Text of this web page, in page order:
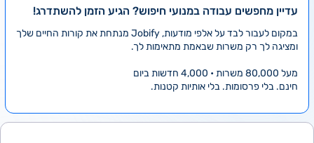
עדיין מחפשים עבודה במנועי חיפוש? הגיע הזמן להשתדרג!
במקום לעבור לבד על אלפי מודעות, Jobify מנתחת את קורות החיים שלך
ומציגה לך רק משרות שבאמת מתאימות לך.
מעל 80,000 משרות • 4,000 חדשות ביום
חינם. בלי פרסומות. בלי אותיות קטנות.